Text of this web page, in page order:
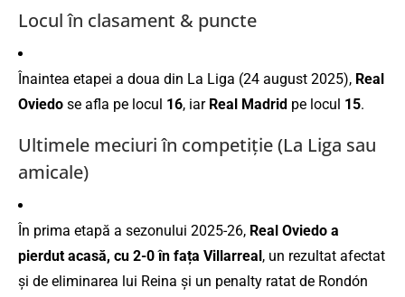
Locul în clasament & puncte
Înaintea etapei a doua din La Liga (24 august 2025), Real
Oviedo se afla pe locul 16, iar Real Madrid pe locul 15.
Ultimele meciuri în competiţie (La Liga sau
amicale)
În prima etapă a sezonului 2025-26, Real Oviedo a
pierdut acasă, cu 2-0 în fața Villarreal , un rezultat afectat
și de eliminarea lui Reina și un penalty ratat de Rondón